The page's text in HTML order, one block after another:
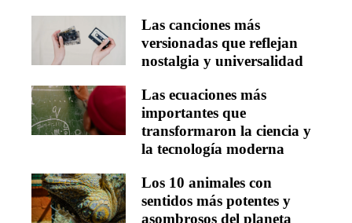
Las canciones más
versionadas que reflejan
nostalgia y universalidad
Las ecuaciones más
importantes que
transformaron la ciencia y
la tecnología moderna
Los 10 animales con
sentidos más potentes y
asombrosos del planeta